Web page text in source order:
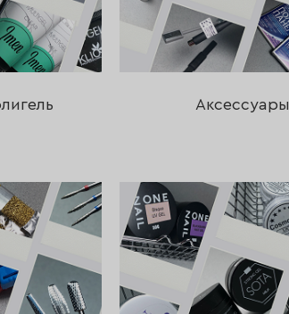
Аксессуары